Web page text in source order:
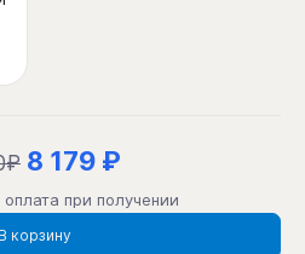
8 179 ₽
при получении
В корзину